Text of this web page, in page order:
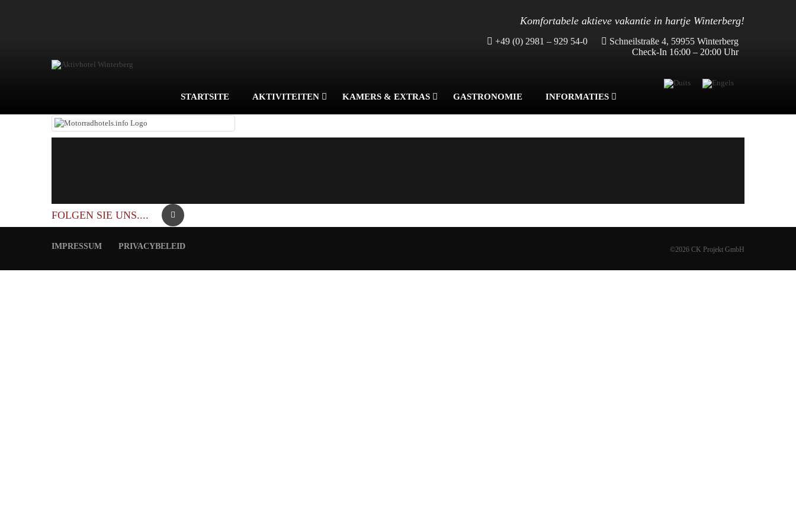
Komfortabele aktieve vakantie in hartje Winterberg!
+49 (0) 2981 – 929 54-0
Schneilstraße 4, 59955 Winterberg
Check-In 16:00 – 20:00 Uhr
STARTSITE AKTIVITEITEN KAMERS & EXTRAS GASTRONOMIE INFORMATIES
FOLGEN SIE UNS....
IMPRESSUM PRIVACYBELEID ©2026 CK Projekt GmbH